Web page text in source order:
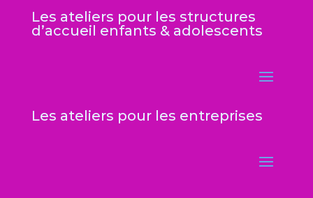
Les ateliers pour les structures
d’accueil enfants & adolescents
Les ateliers pour les entreprises